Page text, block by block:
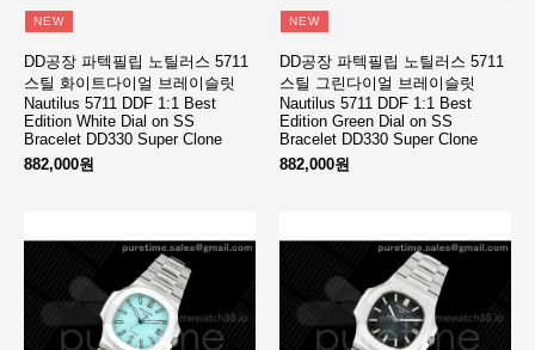
NEW
DD공장 파텍필립 노틸러스 5711
스틸 화이트다이얼 브레이슬릿
Nautilus 5711 DDF 1:1 Best
Edition White Dial on SS
Bracelet DD330 Super Clone
882,000원
NEW
DD공장 파텍필립 노틸러스 5711
스틸 그린다이얼 브레이슬릿
Nautilus 5711 DDF 1:1 Best
Edition Green Dial on SS
Bracelet DD330 Super Clone
882,000원